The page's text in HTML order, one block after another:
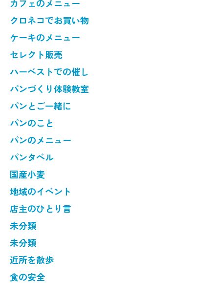
カフェのメニュー
クロネコでお買い物
ケーキのメニュー
セレクト販売
ハーベストでの催し
パンづくり体験教室
パンとご一緒に
パンのこと
パンのメニュー
パンタベル
国産小麦
地域のイベント
店主のひとり言
未分類
未分類
近所を散歩
食の安全